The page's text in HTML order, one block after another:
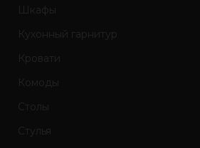
Шкафы
Кухонный гарнитур
Кровати
Комоды
Столы
Стулья